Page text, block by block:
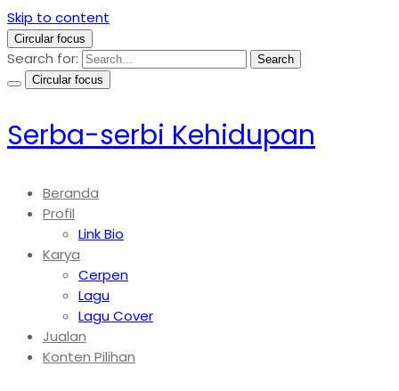
Skip to content
Circular focus
Search for:
Search
Circular focus
Serba-serbi Kehidupan
Beranda
Profil
Link Bio
Karya
Cerpen
Lagu
Lagu Cover
Jualan
Konten Pilihan